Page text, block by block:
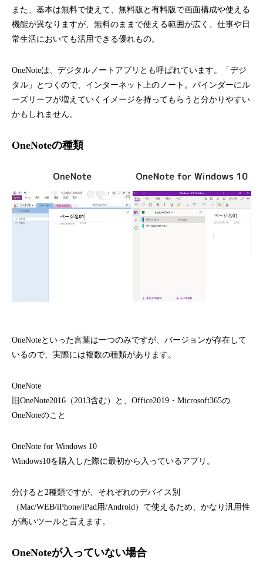
また、基本は無料で使えて、無料版と有料版で画面構成や使える
機能が異なりますが、無料のままで使える範囲が広く、仕事や日
常生活においても活用できる優れもの。
OneNoteは、デジタルノートアプリとも呼ばれています。「デジ
タル」とつくので、インターネット上のノート。バインダーにル
ーズリーフが増えていくイメージを持ってもらうと分かりやすい
かもしれません。
OneNoteの種類
OneNoteといった言葉は一つのみですが、バージョンが存在して
いるので、実際には複数の種類があります。
OneNote
旧OneNote2016（2013含む）と、Office2019・Microsoft365の
OneNoteのこと
OneNote for Windows 10
Windows10を購入した際に最初から入っているアプリ。
分けると2種類ですが、それぞれのデバイス別
（Mac/WEB/iPhone/iPad用/Android）で使えるため、かなり汎用性
が高いツールと言えます。
OneNoteが入っていない場合